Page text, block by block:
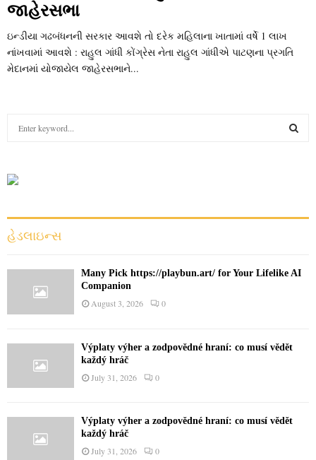
જાહેરસભા
ઇન્ડીયા ગઢબંધનની સરકાર આવશે તો દરેક મહિલાના ખાતામાં વર્ષે 1 લાખ
નાંખવામાં આવશે : રાહુલ ગાંધી કોંગ્રેસ નેતા રાહુલ ગાંધીએ પાટણના પ્રગતિ
મેદાનમાં યોજાયેલ જાહેરસભાને...
c
r
C
હેડલાઇન્સ
Many Pick https://playbun.art/ for Your Lifelike AI
Companion
August 3, 2026 0
Výplaty výher a zodpovědné hraní: co musí vědět
každý hráč
July 31, 2026 0
Výplaty výher a zodpovědné hraní: co musí vědět
každý hráč
July 31, 2026 0